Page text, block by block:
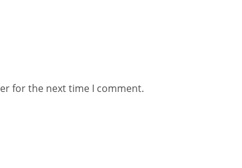
for the next time I comment.